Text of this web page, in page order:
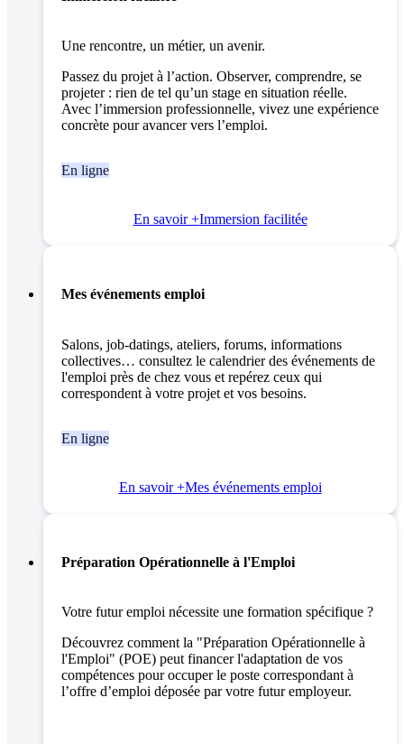
Une rencontre, un métier, un avenir.
Passez du projet à l’action. Observer, comprendre, se
projeter : rien de tel qu’un stage en situation réelle.
Avec l’immersion professionnelle, vivez une expérience
concrète pour avancer vers l’emploi.
En ligne
En savoir +Immersion facilitée
Mes événements emploi
Salons, job-datings, ateliers, forums, informations
collectives… consultez le calendrier des événements de
l'emploi près de chez vous et repérez ceux qui
correspondent à votre projet et vos besoins.
En ligne
En savoir +Mes événements emploi
Préparation Opérationnelle à l'Emploi
Votre futur emploi nécessite une formation spécifique ?
Découvrez comment la "Préparation Opérationnelle à
l'Emploi" (POE) peut financer l'adaptation de vos
compétences pour occuper le poste correspondant à
l’offre d’emploi déposée par votre futur employeur.